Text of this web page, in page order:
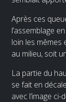
Après ces
l’assemblage
loin les mêmes
au milieu, soit
La partie du
se fait en
avec l’image ci-